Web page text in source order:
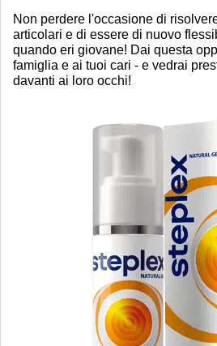
Non perdere l'occasione di
articolari e di essere di nuovo
quando eri giovane! Dai questa
famiglia e ai tuoi cari - e vedrai
davanti ai loro occhi!